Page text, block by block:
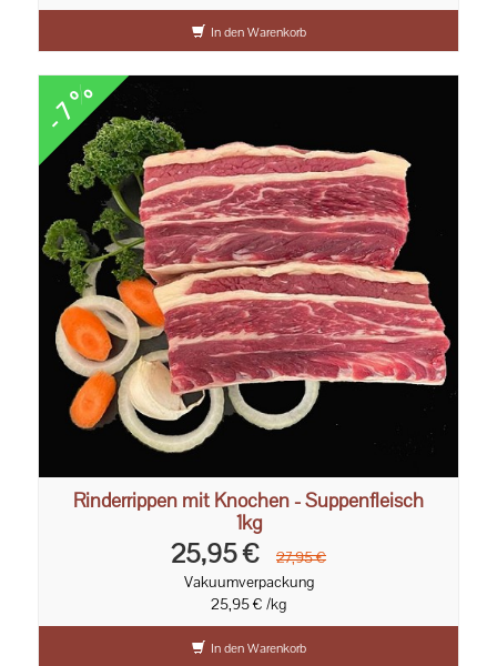
In den Warenkorb
- 7 %
Rinderrippen mit Knochen - Suppenfleisch
1kg
25,95 €
27,95 €
Vakuumverpackung
25,95 € /kg
In den Warenkorb